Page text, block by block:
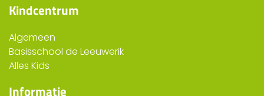
Kindcentrum
Algemeen
Basisschool de Leeuwerik
Alles Kids
Informatie